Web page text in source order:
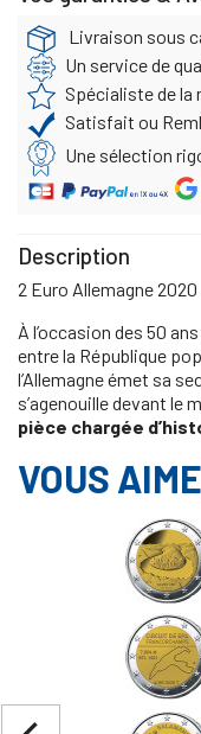
Livraison sous
Un service de
Spécialiste de la
Satisfait ou
Une sélection
Description
2 Euro Allemagne
À l’occasion des 50
entre la République
l’Allemagne émet sa
s’agenouille devant le
pièce chargée
VOUS